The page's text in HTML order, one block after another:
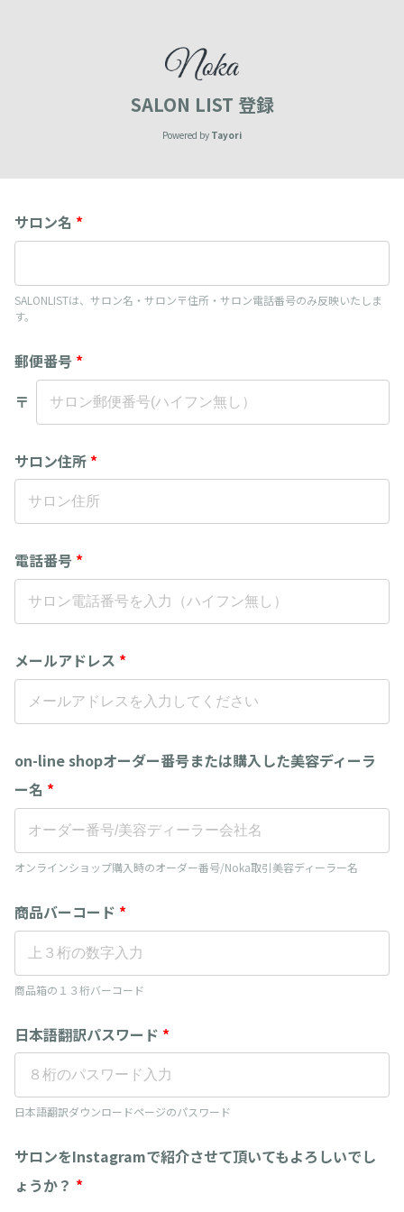
SALON LIST 登録
Powered by Tayori
サロン名 *
SALONLISTは、サロン名・サロン〒住所・サロン電話番号のみ反映いたしま
す。
郵便番号 *
〒
サロン住所 *
電話番号 *
メールアドレス *
on-line shopオーダー番号または購入した美容ディーラ
ー名 *
オンラインショップ購入時のオーダー番号/Noka取引美容ディーラー名
商品バーコード *
商品箱の１３桁バーコード
日本語翻訳パスワード *
日本語翻訳ダウンロードページのパスワード
サロンをInstagramで紹介させて頂いてもよろしいでし
ょうか？ *